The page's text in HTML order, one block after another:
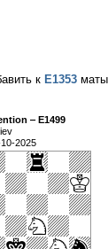
к Е1353
‒ E1499
2025